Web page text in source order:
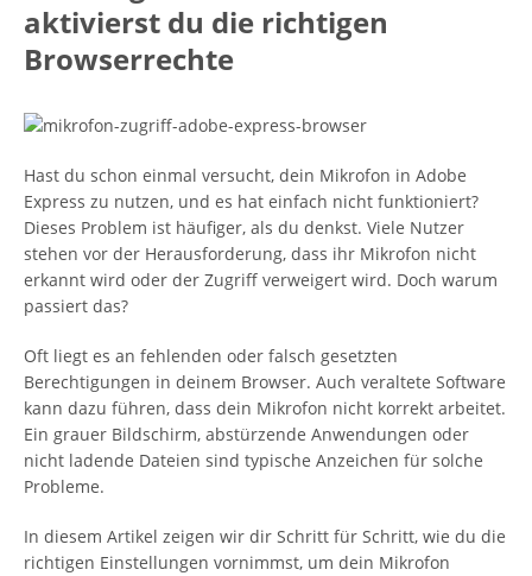
aktivierst du die richtigen
Browserrechte
Hast du schon einmal versucht, dein Mikrofon in Adobe
Express zu nutzen, und es hat einfach nicht funktioniert?
Dieses Problem ist häufiger, als du denkst. Viele Nutzer
stehen vor der Herausforderung, dass ihr Mikrofon nicht
erkannt wird oder der Zugriff verweigert wird. Doch warum
passiert das?
Oft liegt es an fehlenden oder falsch gesetzten
Berechtigungen in deinem Browser. Auch veraltete Software
kann dazu führen, dass dein Mikrofon nicht korrekt arbeitet.
Ein grauer Bildschirm, abstürzende Anwendungen oder
nicht ladende Dateien sind typische Anzeichen für solche
Probleme.
In diesem Artikel zeigen wir dir Schritt für Schritt, wie du die
richtigen Einstellungen vornimmst, um dein Mikrofon